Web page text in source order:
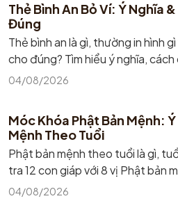
Thẻ Bình An Bỏ Ví: Ý Nghĩa
Đúng
Thẻ bình an là gì, thường in hình
cho đúng? Tìm hiểu ý nghĩa, cách
04/08/2026
Móc Khóa Phật Bản Mệnh:
Mệnh Theo Tuổi
Phật bản mệnh theo tuổi là gì,
tra 12 con giáp với 8 vị Phật bản
04/08/2026